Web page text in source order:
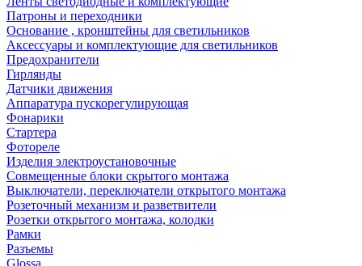
Патроны и переходники
Основание , кронштейны для светильников
Аксессуары и комплектующие для светильников
Предохранители
Гирлянды
Датчики движения
Аппаратура пускорегулирующая
Фонарики
Стартера
Фотореле
Изделия электроустановочные
Совмещенные блоки скрытого монтажа
Выключатели, переключатели открытого монтажа
Розеточный механизм и разветвители
Розетки открытого монтажа, колодки
Рамки
Разъемы
Glossa